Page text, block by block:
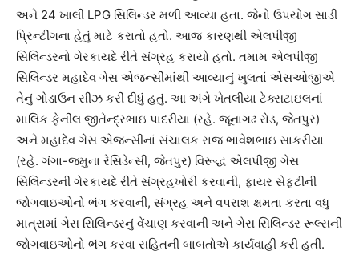
અને 24 ખાલી LPG સિલિન્ડર મળી આવ્યા હતા. જેનો ઉપયોગ સાડી
પ્રિન્ટીંગના હેતું માટે કરાતો હતો. આજ કારણથી એલપીજી
સિલિન્ડરનો ગેરકાયદે રીતે સંગ્રહ કરાયો હતો. તમામ એલપીજી
સિલિન્ડર મહાદેવ ગેસ એજન્સીમાંથી આવ્યાનું ખુલતાં એસઓજીએ
તેનું ગોડાઉન સીઝ કરી દીધું હતું. આ અંગે ખેતલીયા ટેક્સટાઇલનાં
માલિક ફેનીલ જીતેન્દ્રભાઇ પાદરીયા (રહે. જૂનાગઢ રોડ, જેતપુર)
અને મહાદેવ ગેસ એજન્સીનાં સંચાલક રાજ ભાવેશભાઇ સાકરીયા
(રહે. ગંગા-જમુના રેસિડેન્સી, જેતપુર) વિરૂદ્ધ એલપીજી ગેસ
સિલિન્ડરની ગેરકાયદે રીતે સંગ્રહખોરી કરવાની, ફાયર સેફ્ટીની
જોગવાઇઓનો ભંગ કરવાની, સંગ્રહ અને વપરાશ ક્ષમતા કરતા વધુ
માત્રામાં ગેસ સિલિન્ડરનું વેંચાણ કરવાની અને ગેસ સિલિન્ડર રૂલ્સની
જોગવાઇઓનો ભંગ કરવા સહિતની બાબતોએ કાર્યવાહી કરી હતી.